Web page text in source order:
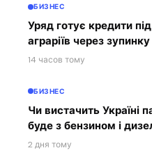
БИЗНЕС
Уряд готує кредити
аграріїв через
14 часов тому
БИЗНЕС
Чи вистачить Україні
буде з бензином і
2 дня тому